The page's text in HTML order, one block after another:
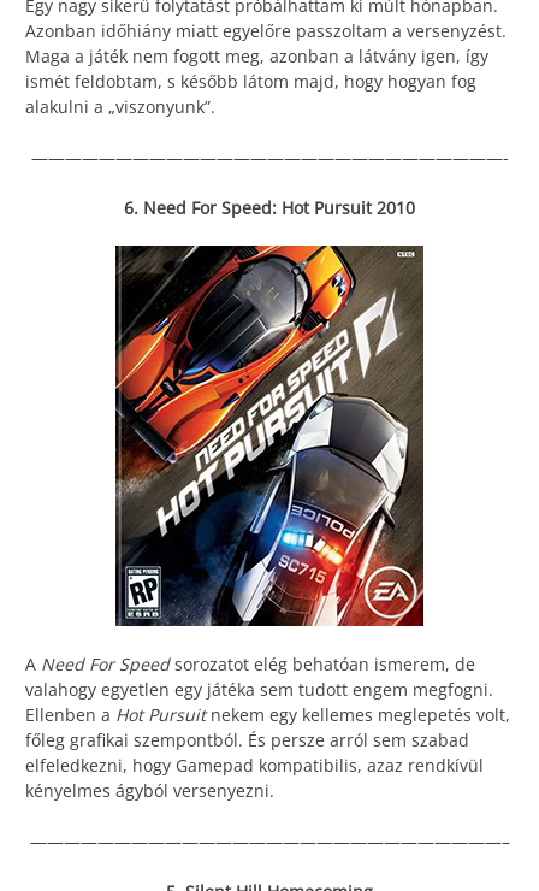
Egy nagy sikerű folytatást próbálhattam ki múlt hónapban.
Azonban időhiány miatt egyelőre passzoltam a versenyzést.
Maga a játék nem fogott meg, azonban a látvány igen, így
ismét feldobtam, s később látom majd, hogy hogyan fog
alakulni a „viszonyunk”.
————————————————————————————-
6. Need For Speed: Hot Pursuit 2010
A Need For Speedsorozatot elég behatóan ismerem, de
valahogy egyetlen egy játéka sem tudott engem megfogni.
Ellenben a Hot Pursuitnekem egy kellemes meglepetés volt,
főleg grafikai szempontból. És persze arról sem szabad
elfeledkezni, hogy Gamepad kompatibilis, azaz rendkívül
kényelmes ágyból versenyezni.
————————————————————————————–